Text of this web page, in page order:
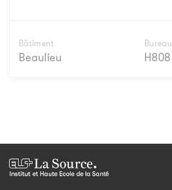
Bâtiment
Beaulieu
Bureau
H808